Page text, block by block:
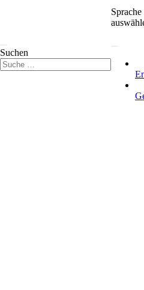
Suchen
Sprache